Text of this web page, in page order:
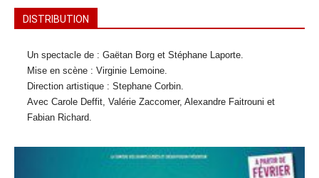
DISTRIBUTION
Un spectacle de : Gaëtan Borg et Stéphane Laporte.
Mise en scène : Virginie Lemoine.
Direction artistique : Stephane Corbin.
Avec Carole Deffit, Valérie Zaccomer, Alexandre Faitrouni et
Fabian Richard.